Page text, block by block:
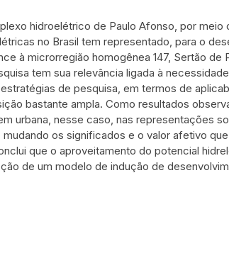
hidroelétrico de Paulo Afonso, por meio
no Brasil tem representado, para o
à microrregião homogênea 147, Sertão de
tem sua relevância ligada à
de pesquisa, em termos de
bastante ampla. Como resultados
urbana, nesse caso, nas representações
os significados e o valor afetivo
que o aproveitamento do potencial
de um modelo de indução de